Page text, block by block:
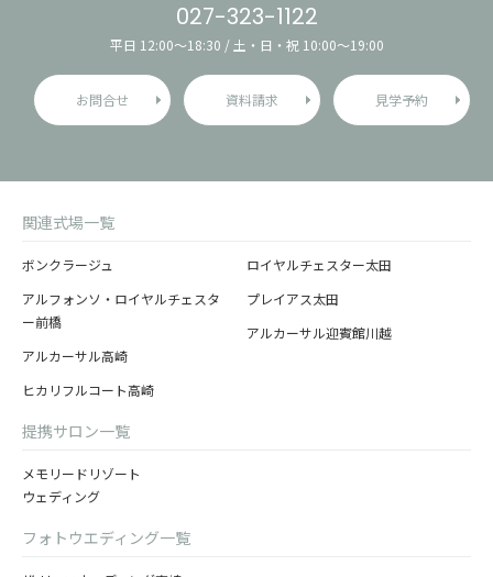
027-323-1122
平日 12:00〜18:30 / 土・日・祝 10:00〜19:00
お問合せ 資料請求 見学予約
関連式場一覧
ボンクラージュ
アルフォンソ・ロイヤルチェスタ
ー前橋
アルカーサル高崎
ヒカリフルコート高崎
ロイヤルチェスター太田
プレイアス太田
アルカーサル迎賓館川越
提携サロン一覧
メモリードリゾート
ウェディング
フォトウエディング一覧